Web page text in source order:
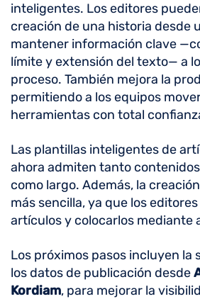
inteligentes. Los editores
creación de una historia desde
mantener información clave
límite y extensión del texto— a
proceso. También mejora la
permitiendo a los equipos
herramientas con total
Las plantillas inteligentes de
ahora admiten tanto
como largo. Además, la
más sencilla, ya que los
artículos y colocarlos mediante
Los próximos pasos incluyen la
los datos de publicación desde
Kordiam, para mejorar la